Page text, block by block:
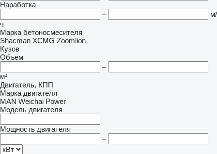
Наработка
–
м/
ч
Марка бетоносмесителя
Shacman XCMG Zoomlion
Кузов
Объем
–
м³
Двигатель, КПП
Марка двигателя
MAN Weichai Power
Модель двигателя
Мощность двигателя
–